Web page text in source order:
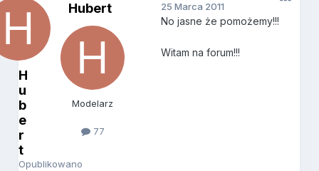
H
u
b
e
r
t
Opublikowano
Hubert
Modelarz
77
25 Marca 2011
No jasne że pomożemy!!!
Witam na forum!!!